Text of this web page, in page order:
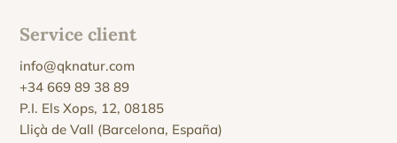
Service client
info@qknatur.com
+34 669 89 38 89
P.I. Els Xops, 12, 08185
Lliçà de Vall (Barcelona, España)